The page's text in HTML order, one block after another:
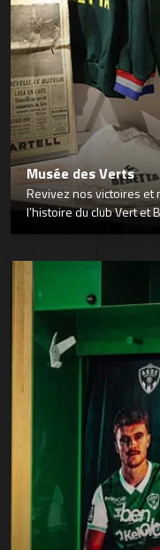
Musée des Verts
Revivez nos victoires et
l’histoire du club Vert et